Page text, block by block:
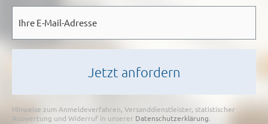
Mail *
Hinweise zum Anmeldeverfahren, Versanddienstleister, statistischer
Auswertung und Widerruf in unserer Datenschutzerklärung.